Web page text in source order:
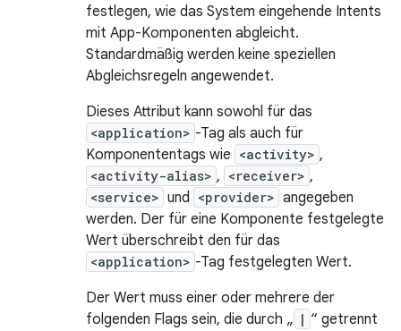
festlegen, wie das System eingehende Intents
mit App-Komponenten abgleicht.
Standardmäßig werden keine speziellen
Abgleichsregeln angewendet.
Dieses Attribut kann sowohl für das
<application> -Tag als auch für
Komponententags wie <activity> ,
<activity-alias> , <receiver> ,
<service> und <provider> angegeben
werden. Der für eine Komponente festgelegte
Wert überschreibt den für das
<application> -Tag festgelegten Wert.
Der Wert muss einer oder mehrere der
folgenden Flags sein, die durch „ | “ getrennt